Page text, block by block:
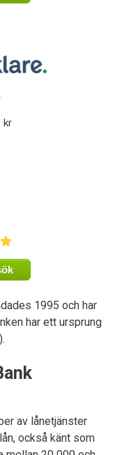
kr
1995 och har
har ett ursprung
av lånetjänster
också känt som